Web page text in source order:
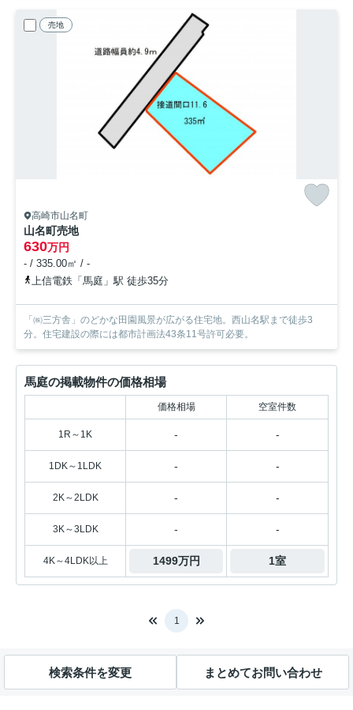
売地
高崎市山名町
山名町売地
630万円
- / 335.00㎡ / -
上信電鉄「馬庭」駅 徒歩35分
「㈱三方舎」のどかな田園風景が広がる住宅地。西山名駅まで徒歩3
分。住宅建設の際には都市計画法43条11号許可必要。
馬庭の掲載物件の価格相場
価格相場 空室件数
1R～1K - -
1DK～1LDK - -
2K～2LDK - -
3K～3LDK - -
4K～4LDK以上 1499万円 1室
1
検索条件を変更 まとめてお問い合わせ